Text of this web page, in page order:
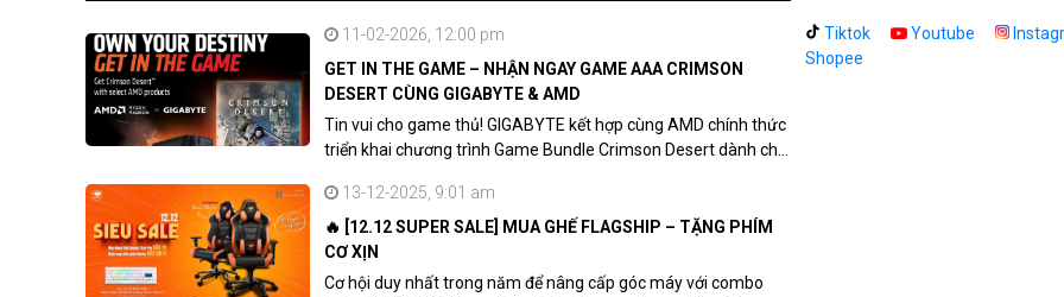
11-02-2026, 12:00 pm
GET IN THE GAME – NHẬN NGAY GAME AAA CRIMSON
DESERT CÙNG GIGABYTE & AMD
Tin vui cho game thủ! GIGABYTE kết hợp cùng AMD chính thức
triển khai chương trình Game Bundle Crimson Desert dành cho
13-12-2025, 9:01 am
🔥 [12.12 SUPER SALE] MUA GHẾ FLAGSHIP – TẶNG PHÍM
CƠ XỊN
Cơ hội duy nhất trong năm để nâng cấp góc máy với combo
Tiktok Youtube
Shopee